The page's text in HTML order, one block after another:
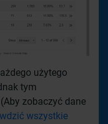
użytego
tym
zobaczyć dane
wszystkie